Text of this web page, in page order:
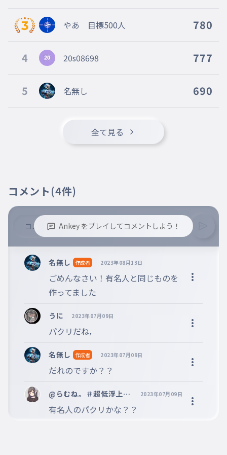
イラン
イタリア
デンマーク
019 アイスランド
022 コスタリカ
コスタリカ
023 ポルトガル
ポルトガル
024
インドネシア
インドネシア
ウルグアイ
ベトナム
028 モンゴル
モンゴル
029 きたちょうせん
きたちょうせん
やあ 目標500人 780
4 20s08698 777
5 名無し 690
全て見る
コメント (4件)
Ankey をプレイしてコメントしよう！
※コメントするには、ログインが必要です。
名無し 作成者 2023年08月13日
ごめんなさい！有名人と同じものを
作ってました
うに 2023年07月09日
パクリだね，
名無し 作成者 2023年07月09日
だれのですか？？
@らむね。＃超低浮上で
ごめん 🥤🎐
2023年07月09日
有名人のパクリかな？？